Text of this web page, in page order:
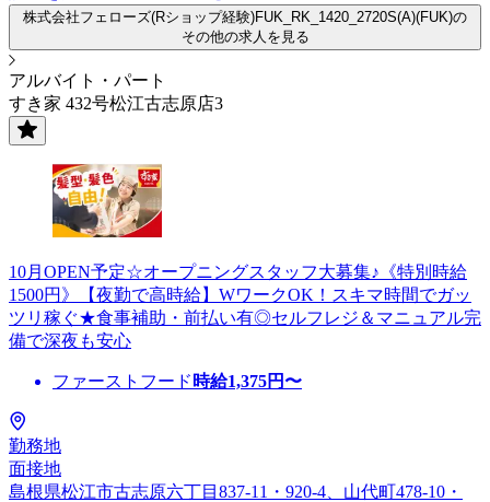
株式会社フェローズ(Rショップ経験)FUK_RK_1420_2720S(A)(FUK)の
その他の求人を見る
アルバイト・パート
すき家 432号松江古志原店3
10月OPEN予定☆オープニングスタッフ大募集♪《特別時給
1500円》【夜勤で高時給】WワークOK！スキマ時間でガッ
ツリ稼ぐ★食事補助・前払い有◎セルフレジ＆マニュアル完
備で深夜も安心
ファーストフード 時給1,375円〜
勤務地
面接地
島根県松江市古志原六丁目837-11・920-4、山代町478-10・